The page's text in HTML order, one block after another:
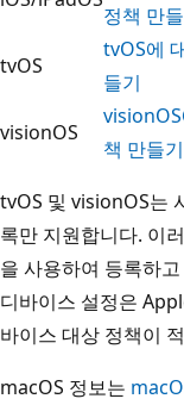
정책 만
tvOS
tvOS에
들기
visionOS
책 만들기
tvOS 및 visionOS는
록만 지원합니다. 이
을 사용하여 등록하
디바이스 설정은
바이스 대상 정책이
macOS 정보는